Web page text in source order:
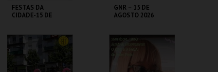
FESTAS DA
CIDADE-15 DE
COMBA DÃO
MAIS INFO
GNR – 15 DE
AGOSTO 2026
PÓVOA ARENA.